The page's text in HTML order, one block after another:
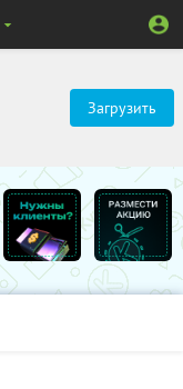
Загрузить